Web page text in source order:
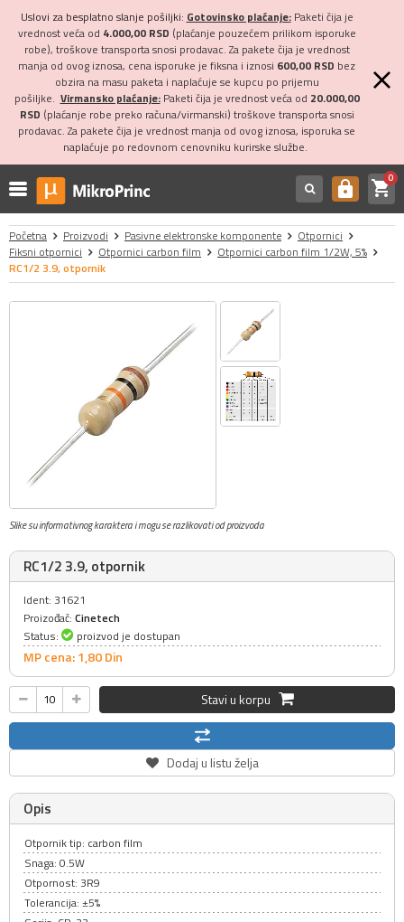
Uslovi za besplatno slanje pošiljki: Gotovinsko plaćanje:Paketi čija je
vrednost veća od 4.000,00 RSD (plaćanje pouzećem prilikom isporuke
robe), troškove transporta snosi prodavac. Za pakete čija je vrednost
manja od ovog iznosa, cena isporuke je fiksna i iznosi 600,00 RSD bez
obzira na masu paketa i naplaćuje se kupcu po prijemu
pošiljke. Virmansko plaćanje:Paketi čija je vrednost veća od 20.000,00
RSD (plaćanje robe preko računa/virmanski) troškove transporta snosi
prodavac. Za pakete čija je vrednost manja od ovog iznosa, isporuka se
naplaćuje po redovnom cenovniku kurirske službe.
https shopping_cart0
Početna Proizvodi Pasivne elektronske komponente
Otpornici
Fiksni otpornici
Otpornici carbon film
Otpornici carbon film 1/2W, 5%
RC1/2 3.9, otpornik
Slike su informativnog karaktera i mogu se razlikovati od proizvoda
RC1/2 3.9, otpornik
Ident: 31621
Proizođač: Cinetech
Status:
proizvod je dostupan
MP cena: 1,80Din
Stavi u korpu
Dodaj u listu želja
Opis
Otpornik tip: carbon film
Snaga: 0.5W
Otpornost: 3R9
Tolerancija: ±5%